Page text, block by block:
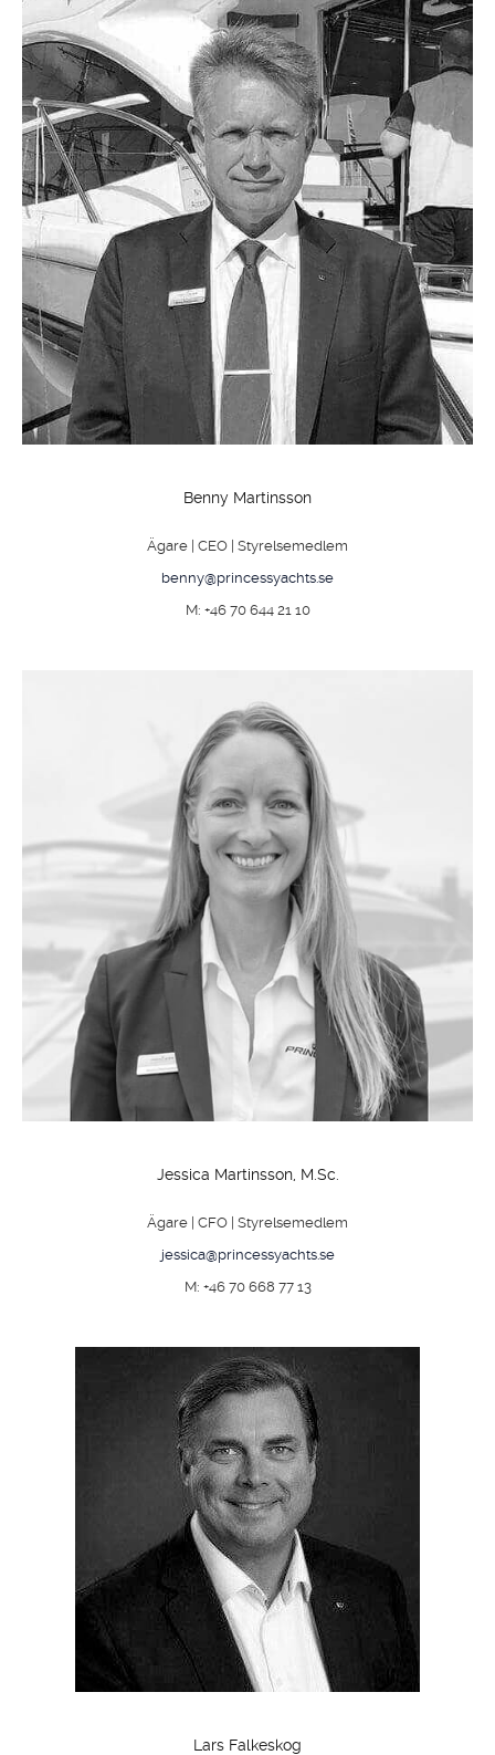
Benny Martinsson
Ägare | CEO | Styrelsemedlem
benny@princessyachts.se
M: +46 70 644 21 10
Jessica Martinsson, M.Sc.
Ägare | CFO | Styrelsemedlem
jessica@princessyachts.se
M: +46 70 668 77 13
Lars Falkeskog